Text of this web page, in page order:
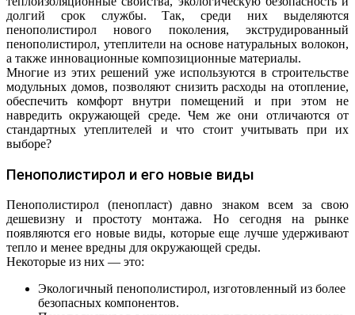
долгий срок службы. Так, среди них выделяются
пенополистирол нового поколения, экструдированный
пенополистирол, утеплители на основе натуральных волокон,
а также инновационные композиционные материалы.
Многие из этих решений уже используются в строительстве
модульных домов, позволяют снизить расходы на отопление,
обеспечить комфорт внутри помещений и при этом не
навредить окружающей среде. Чем же они отличаются от
стандартных утеплителей и что стоит учитывать при их
выборе?
Пенополистирол и его новые виды
Пенополистирол (пенопласт) давно знаком всем за свою
дешевизну и простоту монтажа. Но сегодня на рынке
появляются его новые виды, которые еще лучше удерживают
тепло и менее вредны для окружающей среды.
Некоторые из них — это:
Экологичный пенополистирол, изготовленный из более
безопасных компонентов.